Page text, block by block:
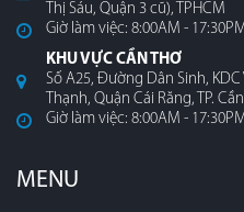
Thị Sáu, Quận 3 cũ), TPHCM
Giờ làm việc: 8:00AM -
KHU VỰC CẦN THƠ
Số A25, Đường Dân Sinh,
Thạnh, Quận Cái Răng, TP.
Giờ làm việc: 8:00AM -
MENU